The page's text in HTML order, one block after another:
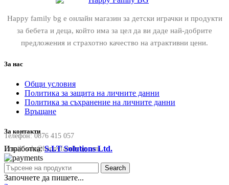
Happy family bg е онлайн магазин за детски играчки и продукти
за бебета и деца, който има за цел да ви даде най-добрите
предложения и страхотно качество на атрактивни цени.
За нас
Общи условия
Политика за защита на личните данни
Политика за съхранение на личните данни
Връщане
За контакти
Телефон:0876 415 057
Email:sale@happyfamilybg.com
Изработка:S.I.T Solutions Ltd.
Search
Започнете да пишете...